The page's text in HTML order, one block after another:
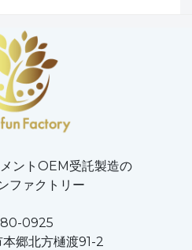
ントOEM受託製造の
ファクトリー
0925
郷北方樋渡91-2